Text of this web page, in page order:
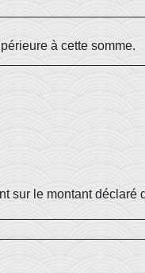
à cette somme.
sur le montant déclaré